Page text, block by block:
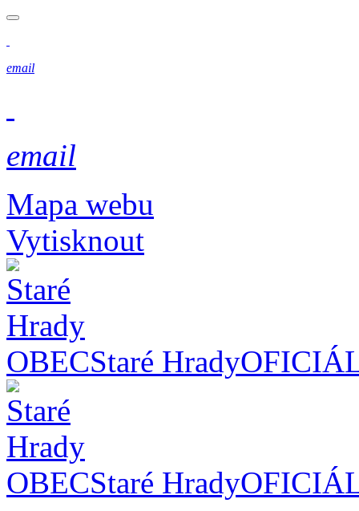
email
email
Mapa webu
Vytisknout
OBECStaré Hrady
OBECStaré Hrady